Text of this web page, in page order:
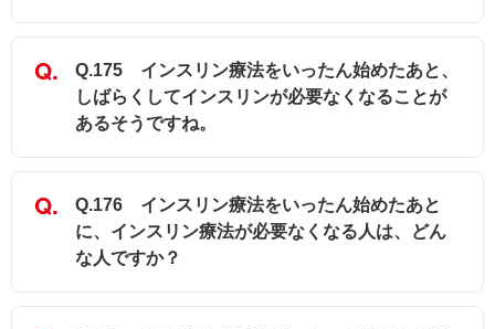
Q.175 インスリン療法をいったん始めたあと、
しばらくしてインスリンが必要なくなることが
あるそうですね。
Q.176 インスリン療法をいったん始めたあと
に、インスリン療法が必要なくなる人は、どん
な人ですか？